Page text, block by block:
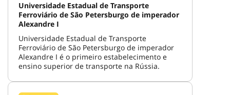
Universidade Estadual de Transporte
Ferroviário de São Petersburgo de imperador
Alexandre I
Universidade Estadual de Transporte
Ferroviário de São Petersburgo de imperador
Alexandre I é o primeiro estabelecimento e
ensino superior de transporte na Rússia.